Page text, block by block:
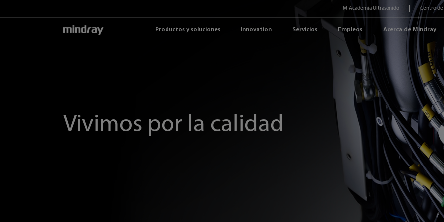
Productos y soluciones Innovation Servicios Empleos Acerca de Mindray
M-Academia Ultrasonido Centro de
Vivimos por la calidad